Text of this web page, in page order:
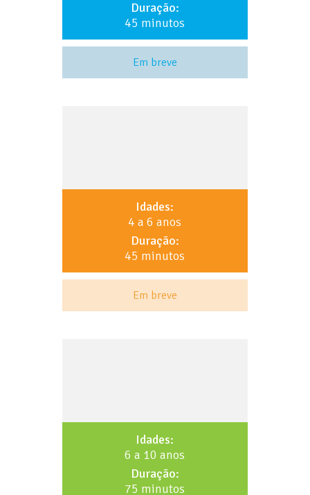
Duração:
45 minutos
Em breve
Idades:
4 a 6 anos
Duração:
45 minutos
Em breve
Idades:
6 a 10 anos
Duração:
75 minutos